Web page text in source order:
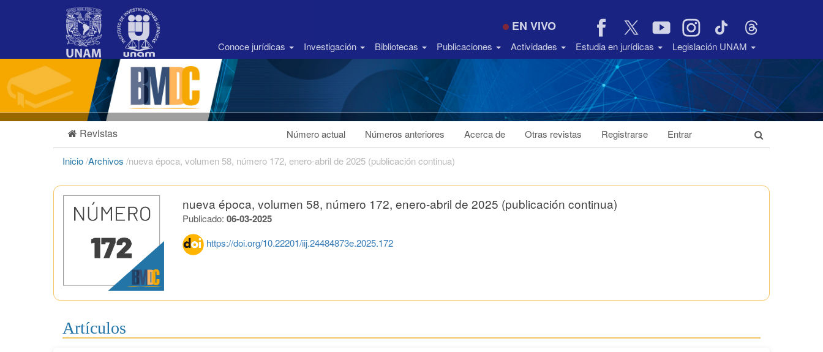
Barra
EN VIVO
Conoce jurídicas Investigación Bibliotecas Publicaciones Actividades Estudia en jurídicas Legislación UNAM
Revistas Número actual Números anteriores Acerca de Otras revistas Registrarse Entrar
Inicio/Archivos /nueva época, volumen 58, número 172, enero-abril de 2025 (publicación continua)
nueva época, volumen 58, número 172, enero-abril de 2025 (publicación continua)
Publicado: 06-03-2025
https://doi.org/10.22201/iij.24484873e.2025.172
Artículos